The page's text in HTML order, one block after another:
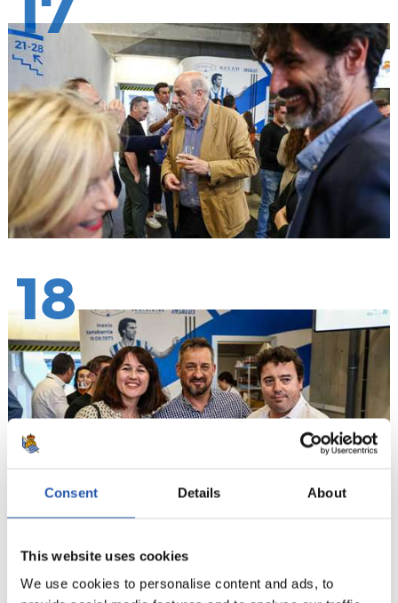
Consent Details About
This website uses cookies
We use cookies to personalise content and ads, to
17
18
19